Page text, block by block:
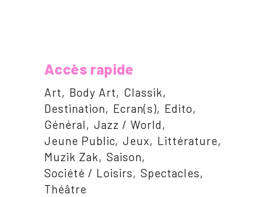
Accès rapide
Art Body Art
Classik
Destination
Ecran(s)
Edito
Général
Jazz / World
Jeune Public Jeux
Littérature
Muzik Zak
Saison
Société / Loisirs
Spectacles
Théâtre